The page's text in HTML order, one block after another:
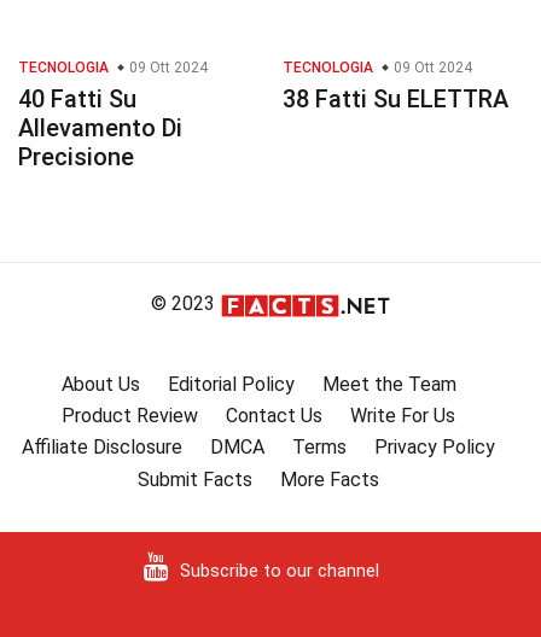
TECNOLOGIA 09 Ott 2024
40 Fatti Su
Allevamento Di
Precisione
TECNOLOGIA 09 Ott 2024
38 Fatti Su ELETTRA
© 2023
About Us Editorial Policy
Meet the Team
Product Review
Contact Us
Write For Us
Affiliate Disclosure
DMCA Terms
Privacy Policy
Submit Facts
More Facts
Subscribe to our channel